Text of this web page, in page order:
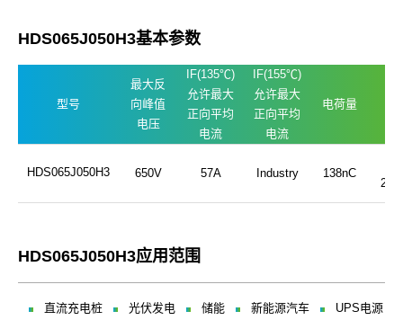
HDS065J050H3基本参数
型号
最大反
向峰值
电压
IF(135℃)
允许最大
正向平均
电流
IF(155℃)
允许最大
正向平均
电流
电荷量
HDS065J050H3 650V 57A Industry 138nC
HDS065J050H3应用范围
直流充电桩 光伏发电 储能 新能源汽车 UPS电源